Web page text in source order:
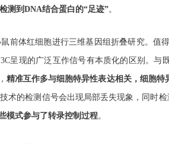
测到DNA结合蛋白的“足迹”。
前体红细胞进行三维基因组折叠研究。值
呈现的广泛互作信号有本质化的区别。与
精准互作多与细胞特异性表达相关，细胞特
术的检测信号会出现局部丢失现象，同时
模式参与了转录控制过程。